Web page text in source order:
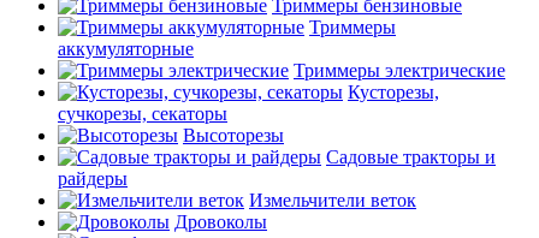
Триммеры бензиновые
Триммеры
аккумуляторные
Триммеры электрические
Кусторезы,
сучкорезы, секаторы
Высоторезы
Садовые тракторы и
райдеры
Измельчители веток
Дровоколы